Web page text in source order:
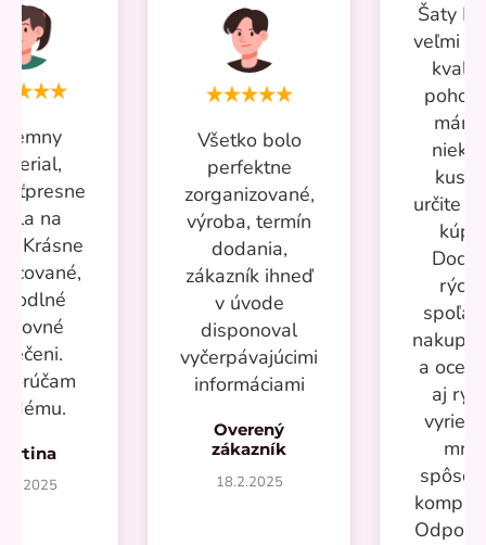
na
Krásne
Všetko bolo
perfektne
zorganizované,
výroba, termín
dodania,
zákazník ihneď
v úvode
disponoval
vyčerpávajúcimi
informáciami
Overený
zákazník
18.2.2025
Šaty
veľmi
mám
určite
a
aj